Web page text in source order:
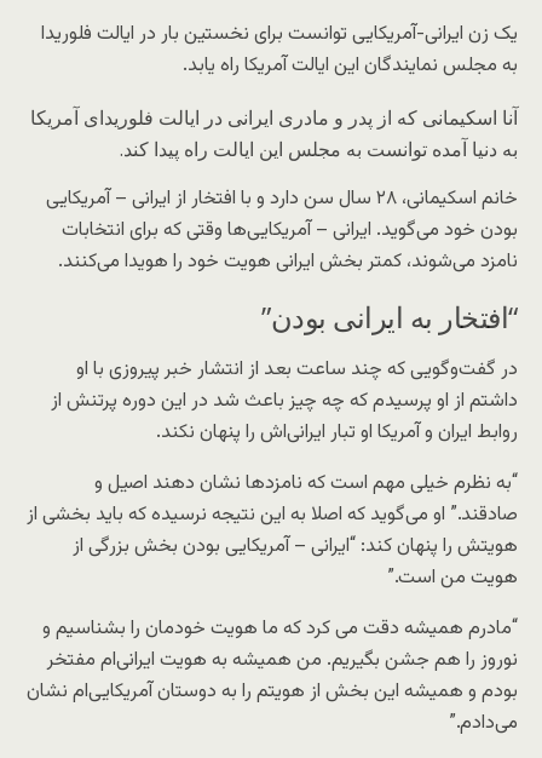
یک زن ایرانی-آمریکایی توانست برای نخستین بار در ایالت فلوریدا
به مجلس نمایندگان این ایالت آمریکا راه یابد.
آنا اسکیمانی که از پدر و مادری ایرانی در ایالت فلوریدای آمریکا
به دنیا آمده توانست به مجلس این ایالت راه پیدا کند.
خانم اسکیمانی، ۲۸ سال سن دارد و با افتخار از ایرانی – آمریکایی
بودن خود می‌گوید. ایرانی – آمریکایی‌ها وقتی که برای انتخابات
نامزد می‌شوند، کمتر بخش ایرانی هویت خود را هویدا می‌کنند.
“افتخار به ایرانی بودن”
در گفت‌وگویی که چند ساعت بعد از انتشار خبر پیروزی با او
داشتم از او پرسیدم که چه چیز باعث شد در این دوره پرتنش از
روابط ایران و آمریکا او تبار ایرانی‌اش را پنهان نکند.
“به نظرم خیلی مهم است که نامزدها نشان دهند اصیل و
صادقند.” او می‌گوید که اصلا به این نتیجه نرسیده که باید بخشی از
هویتش را پنهان کند: “ایرانی – آمریکایی بودن بخش بزرگی از
هویت من است.”
“مادرم همیشه دقت می کرد که ما هویت خودمان را بشناسیم و
نوروز را هم جشن بگیریم. من همیشه به هویت ایرانی‌ام مفتخر
بودم و همیشه این بخش از هویتم را به دوستان آمریکایی‌ام نشان
می‌دادم.”